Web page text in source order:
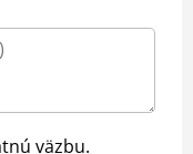
väzbu.